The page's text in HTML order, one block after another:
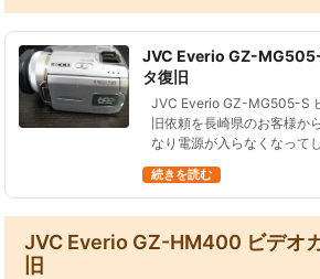
JVC Everio GZ-
タ復旧
JVC Everio GZ-MG505-S
旧依頼を長崎県のお客様か
なり電源が入らなくなって
Everio…
続きを読む
JVC Everio GZ-HM400 ビデオ
旧